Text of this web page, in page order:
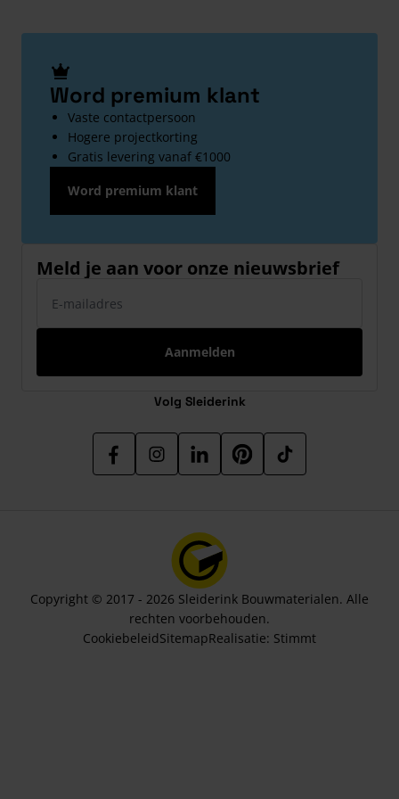
Word premium klant
Vaste contactpersoon
Hogere projectkorting
Gratis levering vanaf €1000
Word premium klant
Meld je aan voor onze nieuwsbrief
Aanmelden
Volg Sleiderink
Copyright © 2017 - 2026 Sleiderink Bouwmaterialen. Alle
rechten voorbehouden.
CookiebeleidSitemapRealisatie: Stimmt